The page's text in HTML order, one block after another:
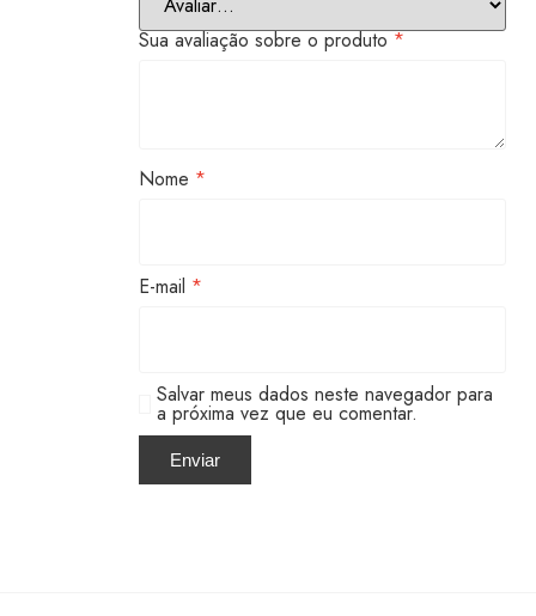
Sua avaliação sobre o produto*
Nome *
E-mail *
Salvar meus dados neste navegador para
a próxima vez que eu comentar.